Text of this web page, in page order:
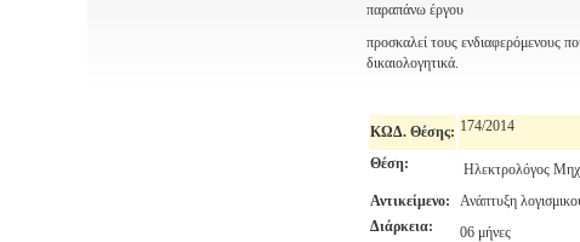
παραπάνω έργου
προσκαλεί τους ενδιαφερόμενους
δικαιολογητικά.
ΚΩΔ. Θέσης: 174/2014
Θέση:
Ηλεκτρολόγος
Αντικείμενο:
Ανάπτυξη
Διάρκεια:
06 μήνες